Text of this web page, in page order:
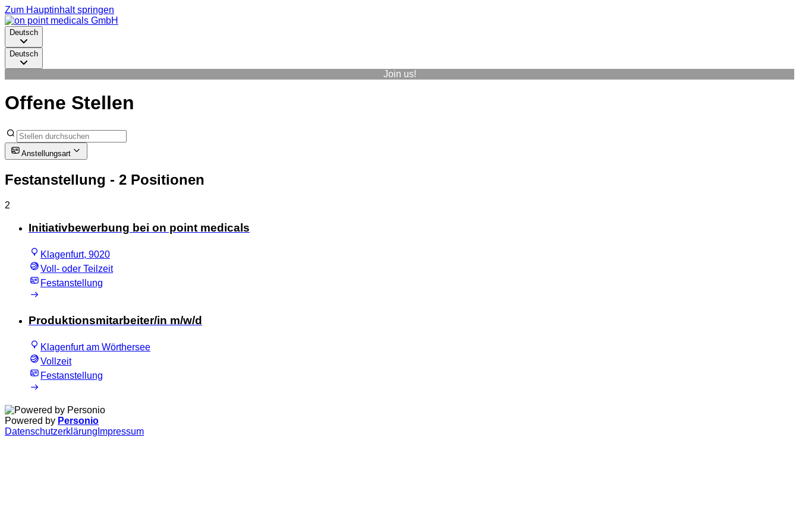
Zum Hauptinhalt springen
Deutsch
Deutsch
Join us!
Offene Stellen
Anstellungsart
Festanstellung - 2 Positionen
2
Initiativbewerbung bei on point medicals
Klagenfurt, 9020
Voll- oder Teilzeit
Festanstellung
Produktionsmitarbeiter/in m/w/d
Klagenfurt am Wörthersee
Vollzeit
Festanstellung
Powered by Personio
Datenschutzerklärung Impressum